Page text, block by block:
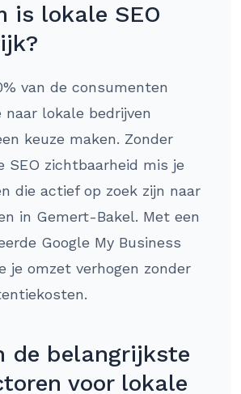
is lokale SEO
van de consumenten
naar lokale bedrijven
keuze maken. Zonder
SEO zichtbaarheid mis je
die actief op zoek zijn naar
in Gemert-Bakel. Met een
Google My Business
je omzet verhogen zonder
de belangrijkste
voor lokale